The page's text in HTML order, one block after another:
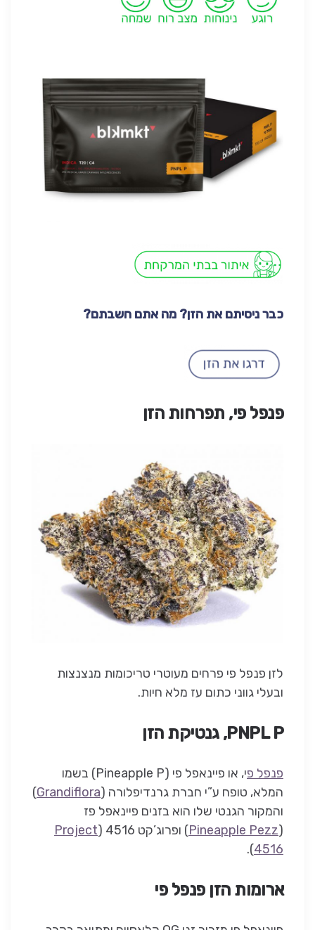
כבר ניסיתם את הזן? מה אתם חשבתם?
פנפל פי, תפרחות הזן
לזן פנפל פי פרחים מעוטרי טריכומות מנצנצות
ובעלי גווני כתום עז מלא חיות.
PNPL P, גנטיקת הזן
פנפל פ
י, או פיינאפל פי (Pineapple P) בשמו
המלא, טופח ע”י חברת גרנדיפלורה (Grandiflora
)
והמקור הגנטי שלו הוא בזנים פיינאפל פז
(
Pineapple Pezz) ופרוג’קט 4516 (
Project
4516
).
ארומות הזן פנפל פי